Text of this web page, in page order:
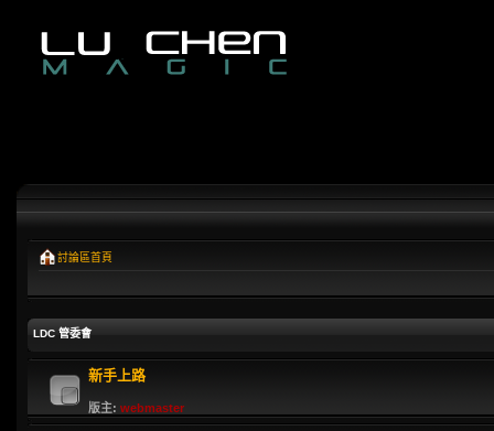
討論區首頁
LDC 管委會
新手上路
版主: webmaster